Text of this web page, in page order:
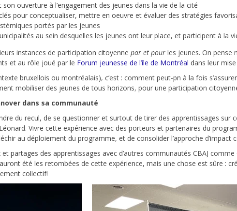
ouverture à l’engagement des jeunes dans la vie de la cité
pour conceptualiser, mettre en oeuvre et évaluer des stratégies
portés par les jeunes
au sein desquelles les jeunes ont leur place, et participent à la
instances de participation citoyenne par et pourles jeunes. On pense
et au rôle joué par le Forum jeunesse de l’île de Montréal dans leur
bruxellois ou montréalais), c’est : comment peut-pn à la fois
mobiliser des jeunes de tous horizons, pour une participation
dans sa communauté
du recul, de se questionner et surtout de tirer des apprentissages sur
Vivre cette expérience avec des porteurs et partenaires du
au déploiement du programme, et de consolider l’approche d’impact
partages des apprentissages avec d’autres communautés CBAJ
été les retombées de cette expérience, mais une chose est sûre :
collectif!